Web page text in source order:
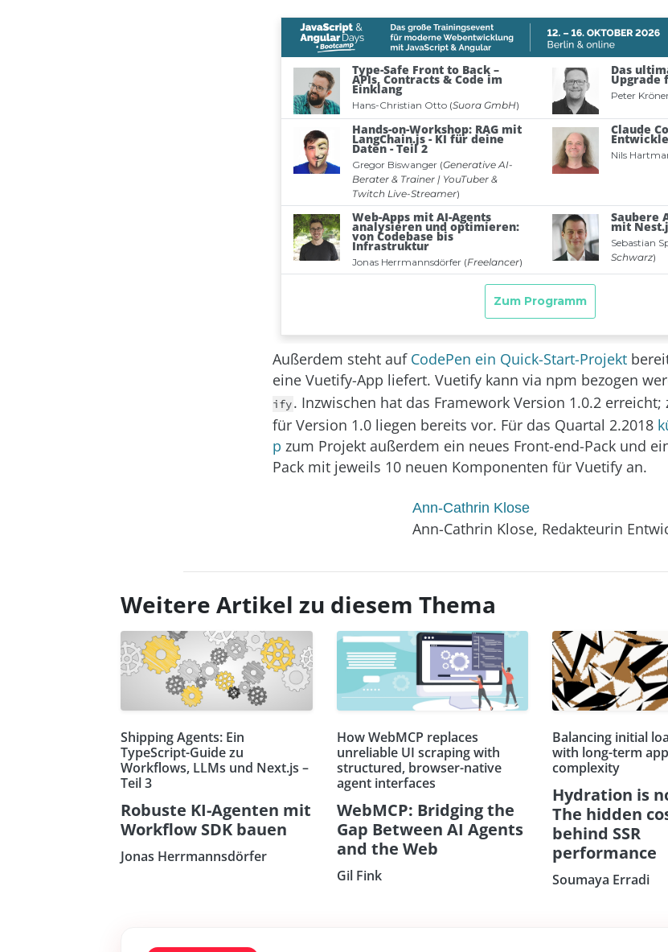
Außerdem steht auf CodePen ein Quick-Start-Projekt
eine Vuetify-App liefert. Vuetify kann via npm bezogen
ify. Inzwischen hat das Framework Version 1.0.2 erreicht;
für Version 1.0 liegen bereits vor. Für das Quartal 2.2018
p zum Projekt außerdem ein neues Front-end-Pack und
Pack mit jeweils 10 neuen Komponenten für Vuetify an.
Ann-Cathrin Klose
Ann-Cathrin Klose, Redakteurin
Weitere Artikel zu diesem Thema
Shipping Agents: Ein
TypeScript-Guide zu
Workflows, LLMs und Next.js –
Teil 3
Robuste KI-Agenten mit
Workflow SDK bauen
Jonas Herrmannsdörfer
How WebMCP replaces
unreliable UI scraping with
structured, browser-native
agent interfaces
WebMCP: Bridging the
Gap Between AI Agents
and the Web
Gil Fink
Balancing initial
with long-term
complexity
Hydration is
The hidden
behind SSR
performance
Soumaya Erradi